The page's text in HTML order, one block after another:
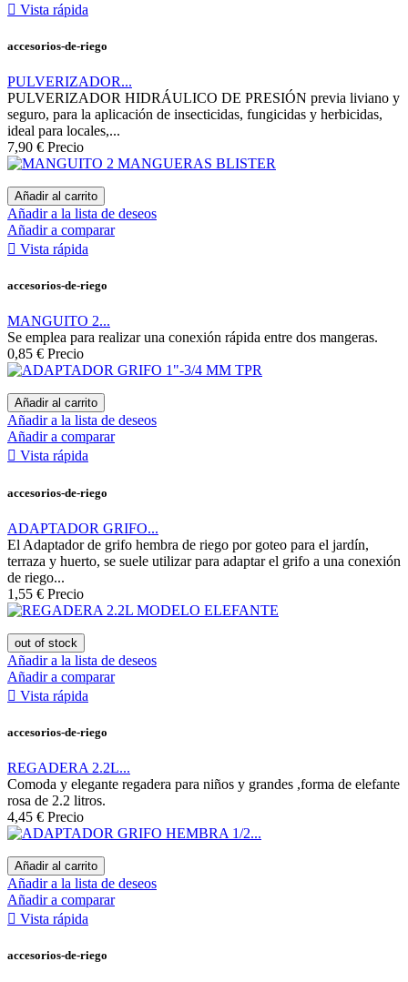
 Vista rápida
accesorios-de-riego
PULVERIZADOR...
PULVERIZADOR HIDRÁULICO DE PRESIÓN previa liviano y
seguro, para la aplicación de insecticidas, fungicidas y herbicidas,
ideal para locales,...
7,90 € Precio
Añadir al carrito
Añadir a la lista de deseos
Añadir a comparar
 Vista rápida
accesorios-de-riego
MANGUITO 2...
Se emplea para realizar una conexión rápida entre dos mangeras.
0,85 € Precio
Añadir al carrito
Añadir a la lista de deseos
Añadir a comparar
 Vista rápida
accesorios-de-riego
ADAPTADOR GRIFO...
El Adaptador de grifo hembra de riego por goteo para el jardín,
terraza y huerto, se suele utilizar para adaptar el grifo a una conexión
de riego...
1,55 € Precio
out of stock
Añadir a la lista de deseos
Añadir a comparar
 Vista rápida
accesorios-de-riego
REGADERA 2.2L...
Comoda y elegante regadera para niños y grandes ,forma de elefante
rosa de 2.2 litros.
4,45 € Precio
Añadir al carrito
Añadir a la lista de deseos
Añadir a comparar
 Vista rápida
accesorios-de-riego